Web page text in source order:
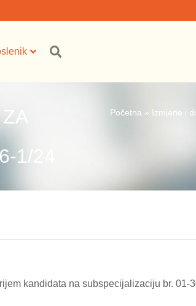
1/24
Početna»
Izmjene i
kandidata na subspecijalizaciju br. 01-